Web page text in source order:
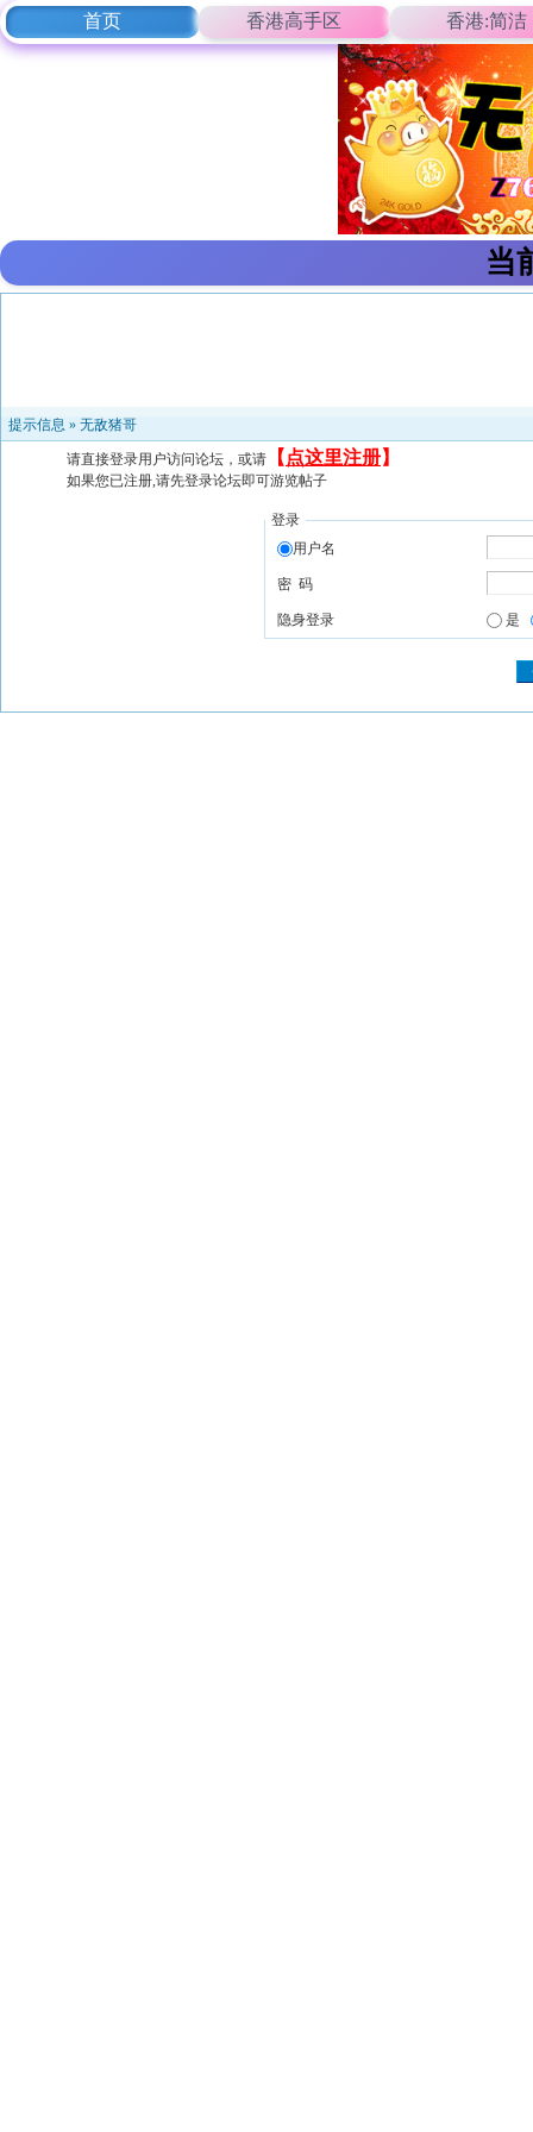
首页 香港高手区 香港:简洁
当
提示信息 » 无敌猪哥
请直接登录用户访问论坛，或请 【 点这里注册】
如果您已注册,请先登录论坛即可游览帖子
登录
用户名
密 码
隐身登录 是